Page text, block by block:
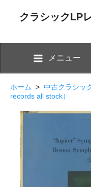
クラシックLP
メニュー
ホーム > 中古クラシッ
records all stock）